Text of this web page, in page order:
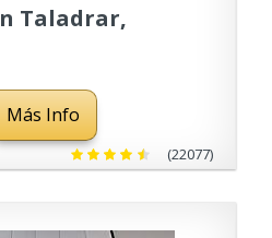
Taladrar,
x 130 cm,
Más Info
(22077)